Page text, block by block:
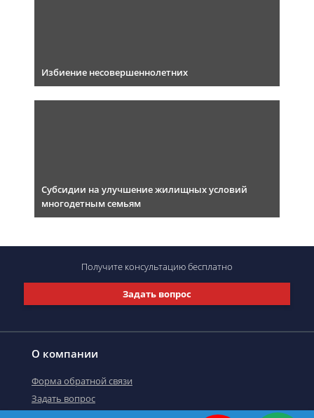
Избиение несовершеннолетних
Субсидии на улучшение жилищных условий
многодетным семьям
О компании
Форма обратной связи
Задать вопрос
Задать вопрос
Получите консультациюбесплатно